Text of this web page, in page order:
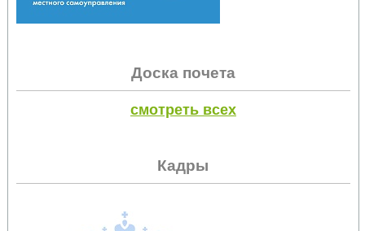
Доска почета
смотреть всех
Кадры